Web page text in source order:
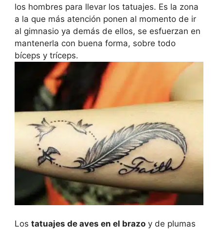
los hombres para llevar los tatuajes. Es la zona
a la que más atención ponen al momento de ir
al gimnasio ya demás de ellos, se esfuerzan en
mantenerla con buena forma, sobre todo
bíceps y tríceps.
Los tatuajes de aves en el brazo y de plumas